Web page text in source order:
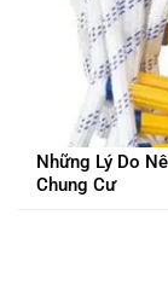
Những Lý Do
Chung Cư